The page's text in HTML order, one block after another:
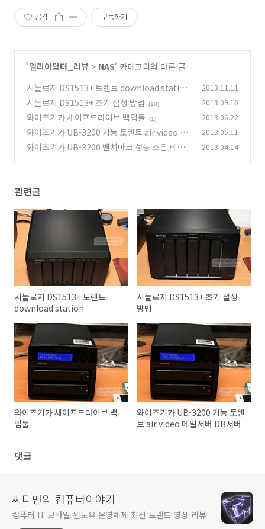
공감 구독하기
'얼리어답터_리뷰 > NAS' 카테고리의 다른 글
시놀로지 DS1513+ 토렌트 download station
(5)
2013.11.11
시놀로지 DS1513+ 초기 설정 방법 (10) 2013.09.16
와이즈기가 세이프드라이브 백업툴 (1) 2013.06.22
와이즈기가 UB-3200 기능 토렌트 air video 메
일서버 DB서버
(0)
2013.05.11
와이즈기가 UB-3200 벤치마크 성능 소음 테스
2013.04.14
관련글
시놀로지 DS1513+ 토렌트
download station
시놀로지 DS1513+ 초기 설정
방법
와이즈기가 세이프드라이브 백
업툴
와이즈기가 UB-3200 기능 토렌
트 air video 메일서버 DB서버
댓글
씨디맨의 컴퓨터이야기
컴퓨터 IT 모바일 윈도우 운영체제 최신 트랜드 영상 리뷰